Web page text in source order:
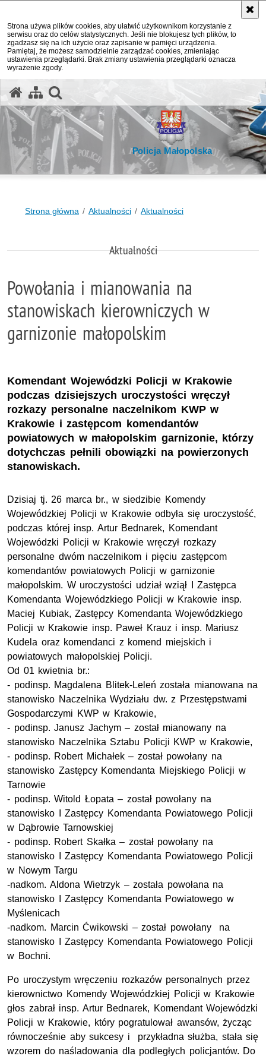
Strona używa plików cookies, aby ułatwić użytkownikom korzystanie z
serwisu oraz do celów statystycznych. Jeśli nie blokujesz tych plików, to
zgadzasz się na ich użycie oraz zapisanie w pamięci urządzenia.
Pamiętaj, że możesz samodzielnie zarządzać cookies, zmieniając
ustawienia przeglądarki. Brak zmiany ustawienia przeglądarki oznacza
wyrażenie zgody.
Policja Małopolska
Strona główna Aktualności Aktualności
Aktualności
Powołania i mianowania na
stanowiskach kierowniczych w
garnizonie małopolskim
Komendant Wojewódzki Policji w Krakowie
podczas dzisiejszych uroczystości wręczył
rozkazy personalne naczelnikom KWP w
Krakowie i zastępcom komendantów
powiatowych w małopolskim garnizonie, którzy
dotychczas pełnili obowiązki na powierzonych
stanowiskach.
Dzisiaj tj. 26 marca br., w siedzibie Komendy
Wojewódzkiej Policji w Krakowie odbyła się uroczystość,
podczas której insp. Artur Bednarek, Komendant
Wojewódzki Policji w Krakowie wręczył rozkazy
personalne dwóm naczelnikom i pięciu zastępcom
komendantów powiatowych Policji w garnizonie
małopolskim. W uroczystości udział wziął I Zastępca
Komendanta Wojewódzkiego Policji w Krakowie insp.
Maciej Kubiak, Zastępcy Komendanta Wojewódzkiego
Policji w Krakowie insp. Paweł Krauz i insp. Mariusz
Kudela oraz komendanci z komend miejskich i
powiatowych małopolskiej Policji.
Od 01 kwietnia br.:
- podinsp. Magdalena Blitek-Leleń została mianowana na
stanowisko Naczelnika Wydziału dw. z Przestępstwami
Gospodarczymi KWP w Krakowie,
- podinsp. Janusz Jachym – został mianowany na
stanowisko Naczelnika Sztabu Policji KWP w Krakowie,
- podinsp. Robert Michałek – został powołany na
stanowisko Zastępcy Komendanta Miejskiego Policji w
Tarnowie
- podinsp. Witold Łopata – został powołany na
stanowisko I Zastępcy Komendanta Powiatowego Policji
w Dąbrowie Tarnowskiej
- podinsp. Robert Skałka – został powołany na
stanowisko I Zastępcy Komendanta Powiatowego Policji
w Nowym Targu
-nadkom. Aldona Wietrzyk – została powołana na
stanowisko I Zastępcy Komendanta Powiatowego w
Myślenicach
-nadkom. Marcin Ćwikowski – został powołany na
stanowisko I Zastępcy Komendanta Powiatowego Policji
w Bochni.
Po uroczystym wręczeniu rozkazów personalnych przez
kierownictwo Komendy Wojewódzkiej Policji w Krakowie
głos zabrał insp. Artur Bednarek, Komendant Wojewódzki
Policji w Krakowie, który pogratulował awansów, życząc
równocześnie aby sukcesy i przykładna służba, stała się
wzorem do naśladowania dla podległych policjantów. Do